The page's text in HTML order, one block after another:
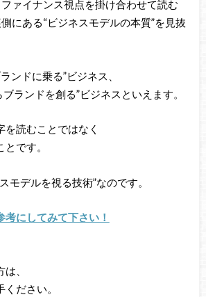
ァイナンス視点を掛け合わせて読む
にある“ビジネスモデルの本質”を見抜
ンドに乗る”ビジネス、
ランドを創る”ビジネスといえます。
読むことではなく
です。
モデルを視る技術”なのです。
にしてみて下さい！
、
ださい。